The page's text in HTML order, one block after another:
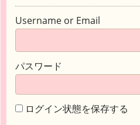
Username or Email
パスワード
ログイン状態を保存する